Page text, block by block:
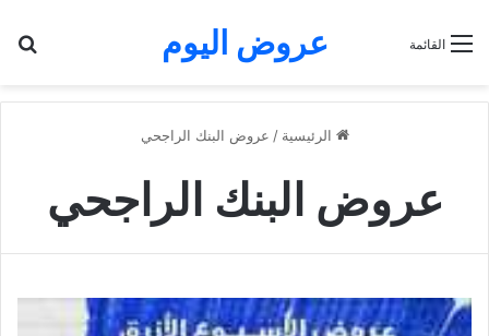
عروض اليوم القائمة
الرئيسية / عروض البنك الراجحي
عروض البنك الراجحي